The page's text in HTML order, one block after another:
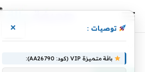
من هو: عبدالرحمن الأنبار مدير الشراكات
توصيات : ×
باقة متميزة VIP (كود: AA26790):